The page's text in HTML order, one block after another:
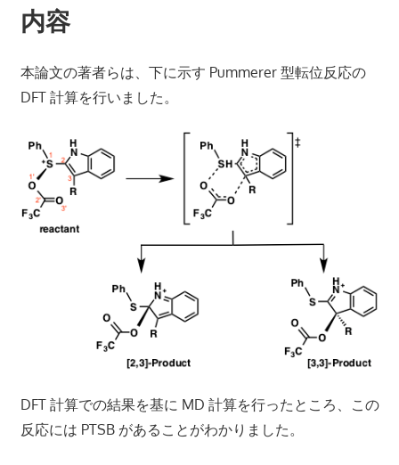
内容
本論文の著者らは、下に示す Pummerer 型転位反応の
DFT 計算を行いました。
DFT 計算での結果を基に MD 計算を行ったところ、この
反応には PTSB があることがわかりました。